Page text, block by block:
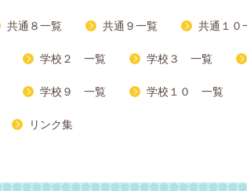
共通８一覧 共通９一覧 共通１０
学校２ 一覧 学校３ 一覧
学校９ 一覧 学校１０ 一覧
リンク集